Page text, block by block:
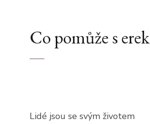
Co pomůže s
Lidé jsou se svým životem